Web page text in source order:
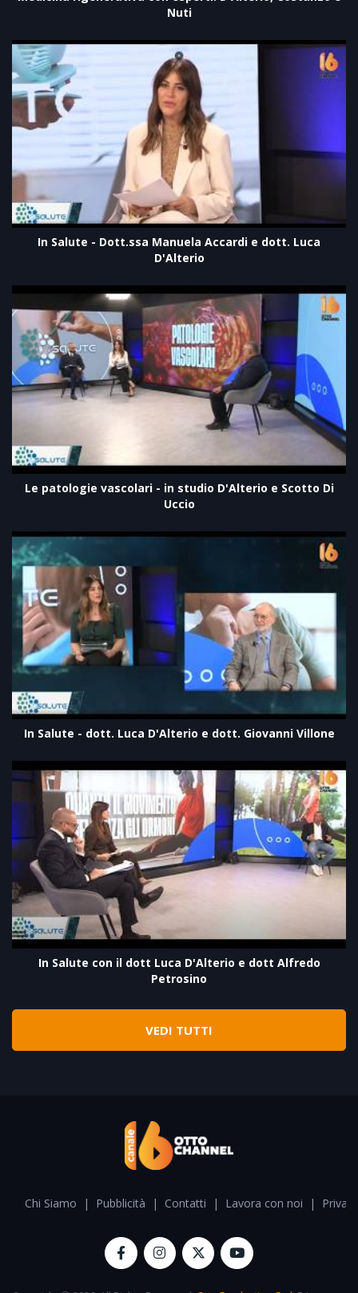
Nuti
In Salute - Dott.ssa Manuela Accardi e dott. Luca
D'Alterio
Le patologie vascolari - in studio D'Alterio e Scotto Di
Uccio
In Salute - dott. Luca D'Alterio e dott. Giovanni Villone
In Salute con il dott Luca D'Alterio e dott Alfredo
Petrosino
VEDI TUTTI
Chi Siamo | Pubblicità | Contatti | Lavora con noi |